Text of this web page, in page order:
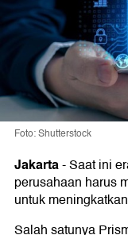
Foto: Shutterstock
Jakarta-Saat ini
perusahaan harus
untuk
Salah satunya